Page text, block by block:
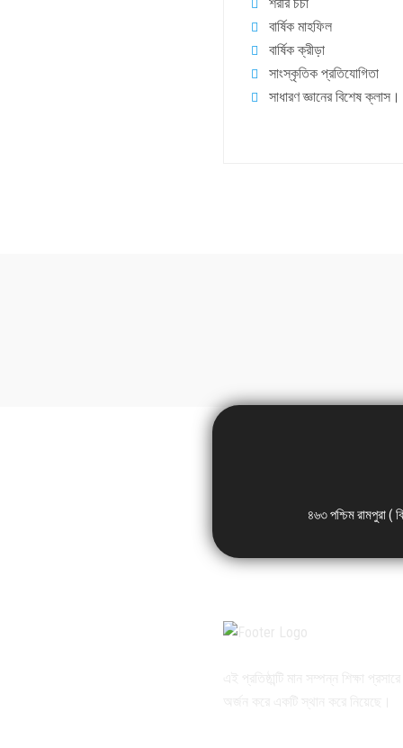
বার্ষিক মাহফিল
বার্ষিক ক্রীড়া
সাংস্কৃতিক প্রতিযোগিতা
সাধারণ জ্ঞানের বিশেষ ক্লাস।
৪৬৩ পশ্চিম রামপুরা (